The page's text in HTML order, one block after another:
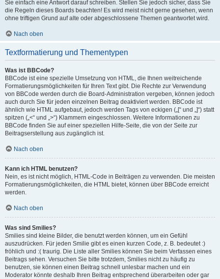
Sie einfach eine Antwort darauf schreiben. Stellen Sie jedoch sicher, dass Sie
die Regeln dieses Boards beachten! Es wird meist nicht gerne gesehen, wenn
ohne triftigen Grund auf alte oder abgeschlossene Themen geantwortet wird.
Nach oben
Textformatierung und Thementypen
Was ist BBCode?
BBCode ist eine spezielle Umsetzung von HTML, die Ihnen weitreichende
Formatierungsmöglichkeiten für Ihren Text gibt. Die Rechte zur Verwendung
von BBCode werden durch die Board-Administration vergeben, können jedoch
auch durch Sie für jeden einzelnen Beitrag deaktiviert werden. BBCode ist
ähnlich wie HTML aufgebaut, jedoch werden Tags von eckigen („[“ und „]“) statt
spitzen („<“ und „>“) Klammern eingeschlossen. Weitere Informationen zu
BBCode finden Sie auf einer speziellen Hilfe-Seite, die von der Seite zur
Beitragserstellung aus zugänglich ist.
Nach oben
Kann ich HTML benutzen?
Nein, es ist nicht möglich, HTML-Code in Beiträgen zu verwenden. Die meisten
Formatierungsmöglichkeiten, die HTML bietet, können über BBCode erreicht
werden.
Nach oben
Was sind Smilies?
Smilies sind kleine Bilder, die benutzt werden können, um ein Gefühl
auszudrücken. Für jeden Smilie gibt es einen kurzen Code, z. B. bedeutet :)
fröhlich und :( traurig. Die Liste aller Smilies können Sie beim Verfassen eines
Beitrags sehen. Versuchen Sie bitte trotzdem, Smilies nicht zu häufig zu
benutzen, sie können einen Beitrag schnell unlesbar machen und ein
Moderator könnte deshalb Ihren Beitrag entsprechend überarbeiten oder gar